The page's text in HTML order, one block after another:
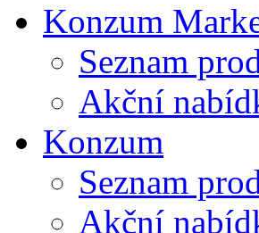
Konzum
Seznam
Akční
Konzum
Seznam
Akční